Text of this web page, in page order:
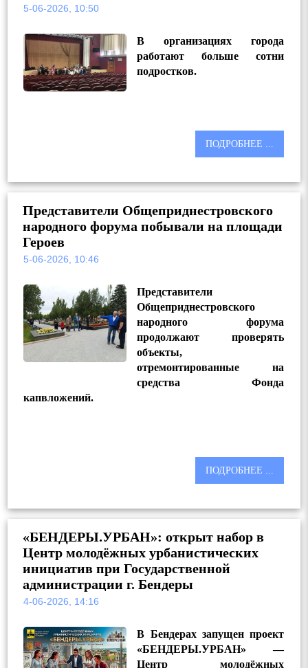
5-06-2026, 10:50
В организациях города
работают больше сотни
подростков.
ПОДРОБНЕЕ ...
Представители Общеприднестровского
народного форума побывали на площади
Героев
5-06-2026, 10:46
Представители
Общеприднестровского
народного форума
продолжают проверять
объекты,
отремонтированные на
средства Фонда
капвложений.
ПОДРОБНЕЕ ...
«БЕНДЕРЫ.УРБАН»: открыт набор в
Центр молодёжных урбанистических
инициатив при Государственной
администрации г. Бендеры
4-06-2026, 14:16
В Бендерах запущен проект
«БЕНДЕРЫ.УРБАН» —
Центр молодёжных